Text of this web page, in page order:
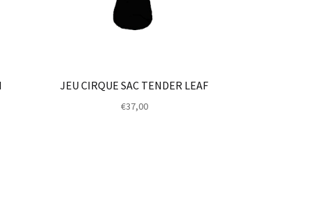
JEU CIRQUE SAC TENDER LEAF
€37,00